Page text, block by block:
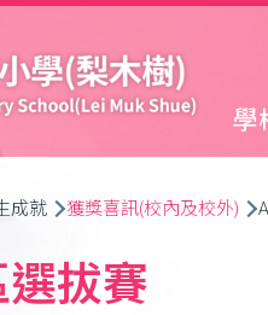
學
成就 獲獎喜訊(校內及校外)
拔賽